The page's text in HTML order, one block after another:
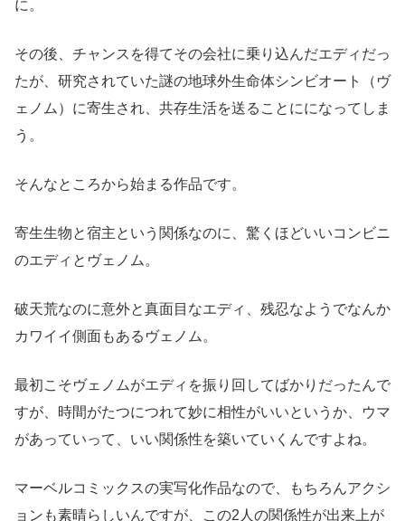
に。
その後、チャンスを得てその会社に乗り込んだエディだっ
たが、研究されていた謎の地球外生命体シンビオート（ヴ
ェノム）に寄生され、共存生活を送ることにになってしま
う。
そんなところから始まる作品です。
寄生生物と宿主という関係なのに、驚くほどいいコンビニ
のエディとヴェノム。
破天荒なのに意外と真面目なエディ、残忍なようでなんか
カワイイ側面もあるヴェノム。
最初こそヴェノムがエディを振り回してばかりだったんで
すが、時間がたつにつれて妙に相性がいいというか、ウマ
があっていって、いい関係性を築いていくんですよね。
マーベルコミックスの実写化作品なので、もちろんアクシ
ョンも素晴らしいんですが、この2人の関係性が出来上が